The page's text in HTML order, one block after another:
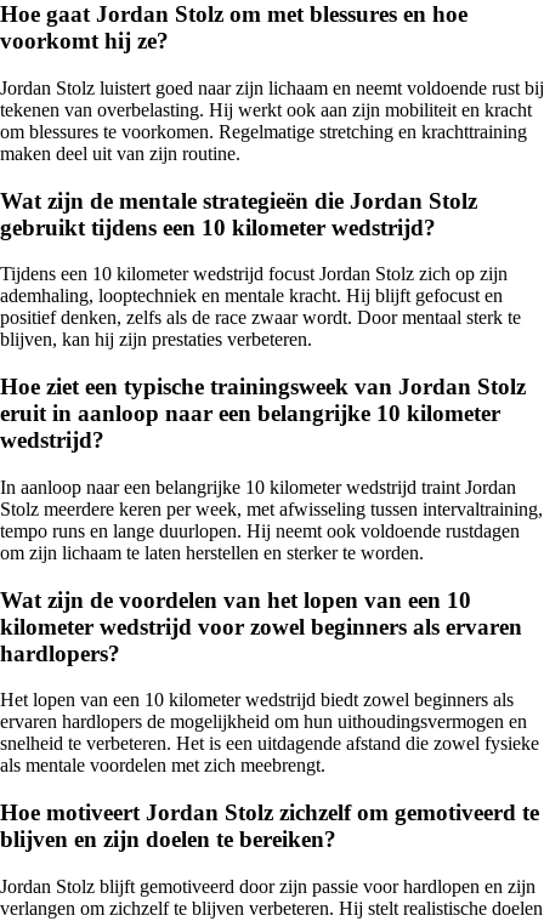
Hoe gaat Jordan Stolz om met blessures en hoe
voorkomt hij ze?
Jordan Stolz luistert goed naar zijn lichaam en neemt voldoende rust bij
tekenen van overbelasting. Hij werkt ook aan zijn mobiliteit en kracht
om blessures te voorkomen. Regelmatige stretching en krachttraining
maken deel uit van zijn routine.
Wat zijn de mentale strategieën die Jordan Stolz
gebruikt tijdens een 10 kilometer wedstrijd?
Tijdens een 10 kilometer wedstrijd focust Jordan Stolz zich op zijn
ademhaling, looptechniek en mentale kracht. Hij blijft gefocust en
positief denken, zelfs als de race zwaar wordt. Door mentaal sterk te
blijven, kan hij zijn prestaties verbeteren.
Hoe ziet een typische trainingsweek van Jordan Stolz
eruit in aanloop naar een belangrijke 10 kilometer
wedstrijd?
In aanloop naar een belangrijke 10 kilometer wedstrijd traint Jordan
Stolz meerdere keren per week, met afwisseling tussen intervaltraining,
tempo runs en lange duurlopen. Hij neemt ook voldoende rustdagen
om zijn lichaam te laten herstellen en sterker te worden.
Wat zijn de voordelen van het lopen van een 10
kilometer wedstrijd voor zowel beginners als ervaren
hardlopers?
Het lopen van een 10 kilometer wedstrijd biedt zowel beginners als
ervaren hardlopers de mogelijkheid om hun uithoudingsvermogen en
snelheid te verbeteren. Het is een uitdagende afstand die zowel fysieke
als mentale voordelen met zich meebrengt.
Hoe motiveert Jordan Stolz zichzelf om gemotiveerd te
blijven en zijn doelen te bereiken?
Jordan Stolz blijft gemotiveerd door zijn passie voor hardlopen en zijn
verlangen om zichzelf te blijven verbeteren. Hij stelt realistische doelen